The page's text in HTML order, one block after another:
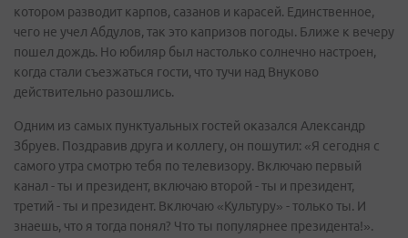
котором разводит карпов, сазанов и карасей. Единственное,
чего не учел Абдулов, так это капризов погоды. Ближе к вечеру
пошел дождь. Но юбиляр был настолько солнечно настроен,
когда стали съезжаться гости, что тучи над Внуково
действительно разошлись.
Одним из самых пунктуальных гостей оказался Александр
Збруев. Поздравив друга и коллегу, он пошутил: «Я сегодня с
самого утра смотрю тебя по телевизору. Включаю первый
канал - ты и президент, включаю второй - ты и президент,
третий - ты и президент. Включаю «Культуру» - только ты. И
знаешь, что я тогда понял? Что ты популярнее президента!».